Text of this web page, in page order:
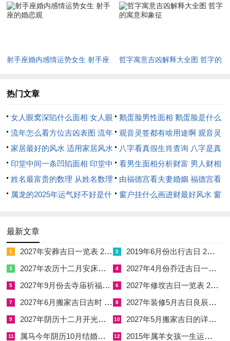
虽正值青春前期的懵懂躁动。但由于地支有火土相生之势，这股
正财透出带来的胜负心与荣誉感。会直接转化为不甘落后的行动
神助般清晰。
而流年午火与他们自身巳火相会。这股磅礴的火力假如得不到良
好疏导，也会表现为课间过度的追跑打闹或游戏中的争强好胜。
水火既济是青少年情绪管理的调节阀门。癸巳年生人天性中自带
水火交融的特质，2026年劫财之势过猛，会使其内心的好胜心
成倍放大，尤其是在面对同学间的攀比或不公对待时反应会比以
往更加激烈，容易因为讲义气而卷入与自己无关的争端，出现帮
基于此类情绪波动。为平衡内外气场，家长可在书包或床头安放
一款旨在安定心神与化解口舌的学童护身物，如2026年十二生
肖通用的事业学业吉祥物祥安阁登榜扬名，它巧妙地将麒麟、文
昌塔与卷书等意象融为一体，凭借其端庄古朴的造型，引导孩子
唯有当情绪的潮汐被智慧的堤坝所驯服。他们那敏锐如灵蛇的天
大
射手座婚内感情运势女生 射手座
哲字寓意吉凶解释大全图 哲字的
热门文章
女人眼窝深陷什么面相 女人眼
窝深陷是短命相吗
鹅蛋脸男性面相 鹅蛋脸是什么
脸型男性
流年怎么看方位吉凶表图 流年
位置怎么看
观音灵签都有啥用途啊 观音灵
签全部签签词
家居最好的风水 适用家居风水
八字看真假生肖查询 八字是真
还是假
印堂中间一条凹陷面相 印堂中
间有条线沟好不好
看男生面相分析财富 男人财相
从哪里看
姓名最富贵的数理 从姓名数理
看富豪
由福德宫看夫妻婚姻 福德宫看
配偶生肖
属龙的2025年运气好不好是什
2025年属龙人的全年运势
窗户挂什么画进财最好风水 窗
最新文章
1 2027年安葬吉日一览表 2027年12月安葬吉日一览表 2 2019年6月份出行吉日 2027年6月出行吉日一览表
3 2027年农历十二月安床吉日 2027年正月安床吉日吉时查询 4 2027年4月份乔迁吉日一览表 2027年4月乔迁吉日吉时查询
5 2027年9月份去寺庙祈福的日子 2027年5月去寺庙吉日一览表 6 2027年修坟吉日一览表 2027年农历2月修坟吉日一览表
7 2027年6月搬家吉日吉时 2027年农历6月搬家吉日一览表 8 2027年装修5月吉日良辰查询表 2027年农历5月装修吉日一览表
9 2027年阴历十二月开光吉日 2027年12月开光吉日一览表 10 2027年5月搬家吉日的详细解释 2027年5月搬家吉日吉时查询
11 属马今年阴历10月结婚好吗 属马还有几年本命年结婚呢好吗 12 2015年属羊女孩一生运势 2015年属羊女2026年健康运好吗